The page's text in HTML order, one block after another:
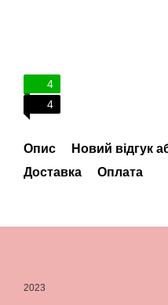
4
4
Опис
Новий відгук
Доставка
Оплата
2023